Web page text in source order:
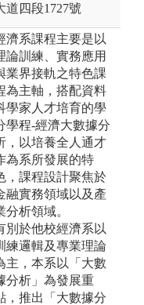
道四段1727號
濟系課程主要是以
論訓練、實務應用
業界接軌之特色課
為主軸，搭配資料
學家人才培育的學
學程-經濟大數據分
，以培養全人通才
為系所發展的特
，課程設計聚焦於
融實務領域以及產
分析領域。
別於他校經濟系以
練邏輯及專業理論
主，本系以「大數
分析」為發展重
，推出「大數據分